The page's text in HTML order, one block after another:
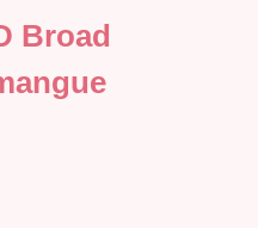
Broad